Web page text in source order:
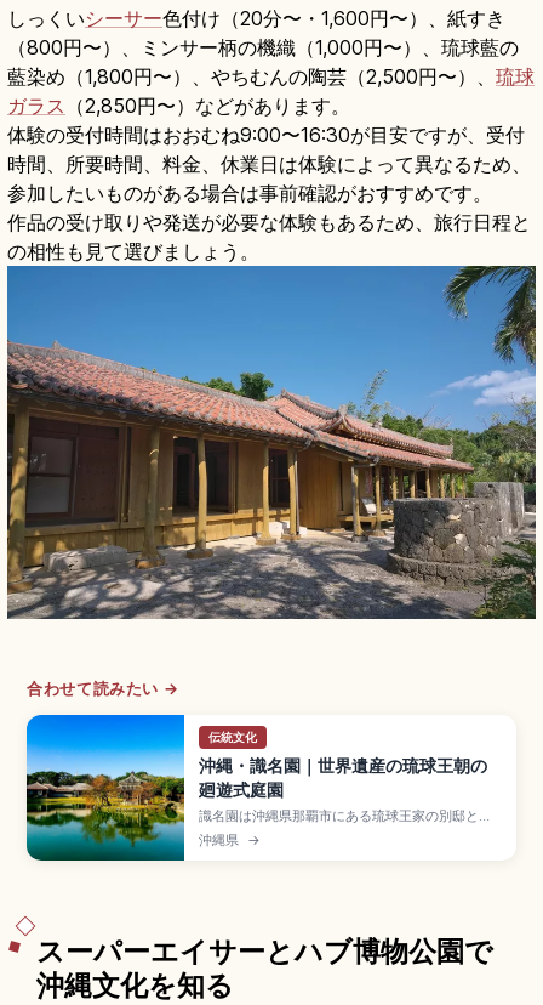
しっくいシーサー色付け（20分〜・1,600円〜）、紙すき
（800円〜）、ミンサー柄の機織（1,000円〜）、琉球藍の
藍染め（1,800円〜）、やちむんの陶芸（2,500円〜）、 琉球
ガラス （2,850円〜）などがあります。
体験の受付時間はおおむね9:00〜16:30が目安ですが、受付
時間、所要時間、料金、休業日は体験によって異なるため、
参加したいものがある場合は事前確認がおすすめです。
作品の受け取りや発送が必要な体験もあるため、旅行日程と
の相性も見て選びましょう。
合わせて読みたい →
伝統文化
沖縄・識名園｜世界遺産の琉球王朝の
廻遊式庭園
識名園は沖縄県那覇市にある琉球王家の別邸とし
て1799年に造営された廻遊式庭園で、世界遺産
「琉球王国のグスク及び関連遺産群」の構成資
沖縄県 →
スーパーエイサーとハブ博物公園で
沖縄文化を知る